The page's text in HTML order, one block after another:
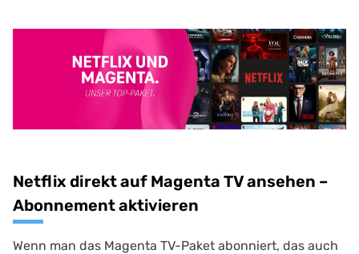
Netflix direkt auf Magenta TV ansehen –
Abonnement aktivieren
Wenn man das Magenta TV-Paket abonniert, das auch